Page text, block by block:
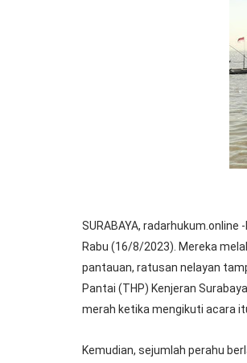
SURABAYA, radarhukum.online
Rabu (16/8/2023). Mereka
pantauan, ratusan nelayan
Pantai (THP) Kenjeran
merah ketika mengikuti acara
Kemudian, sejumlah perahu